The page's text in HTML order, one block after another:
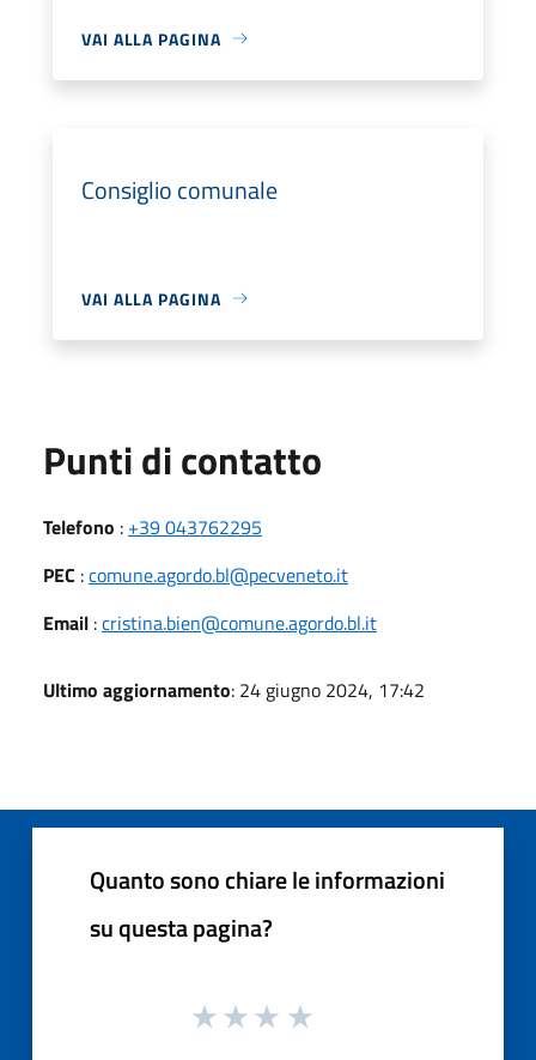
VAI ALLA PAGINA
Consiglio comunale
VAI ALLA PAGINA
Punti di contatto
Telefono : +39 043762295
PEC :comune.agordo.bl@pecveneto.it
Email :cristina.bien@comune.agordo.bl.it
Ultimo aggiornamento: 24 giugno 2024, 17:42
Quanto sono chiare le informazioni
su questa pagina?